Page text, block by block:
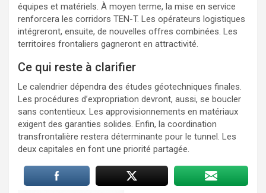
équipes et matériels. À moyen terme, la mise en service
renforcera les corridors TEN-T. Les opérateurs logistiques
intégreront, ensuite, de nouvelles offres combinées. Les
territoires frontaliers gagneront en attractivité.
Ce qui reste à clarifier
Le calendrier dépendra des études géotechniques finales.
Les procédures d’expropriation devront, aussi, se boucler
sans contentieux. Les approvisionnements en matériaux
exigent des garanties solides. Enfin, la coordination
transfrontalière restera déterminante pour le tunnel. Les
deux capitales en font une priorité partagée.